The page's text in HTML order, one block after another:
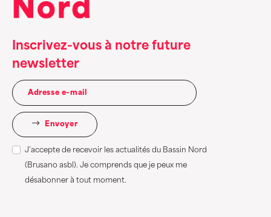
Inscrivez-vous à notre future
newsletter
Envoyer
J’accepte de recevoir les actualités du Bassin Nord
(Brusano asbl). Je comprends que je peux me
désabonner à tout moment.